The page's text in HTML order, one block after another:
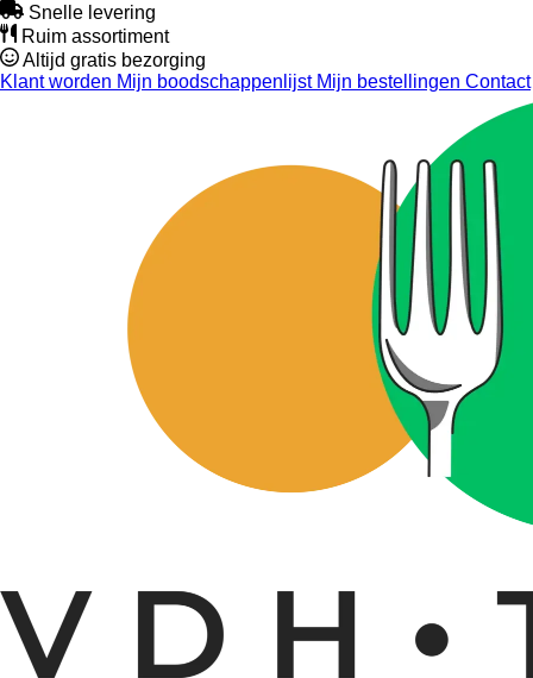
Snelle levering
Ruim assortiment
Altijd gratis bezorging
Klant worden Mijn boodschappenlijstMijn bestellingen Contact